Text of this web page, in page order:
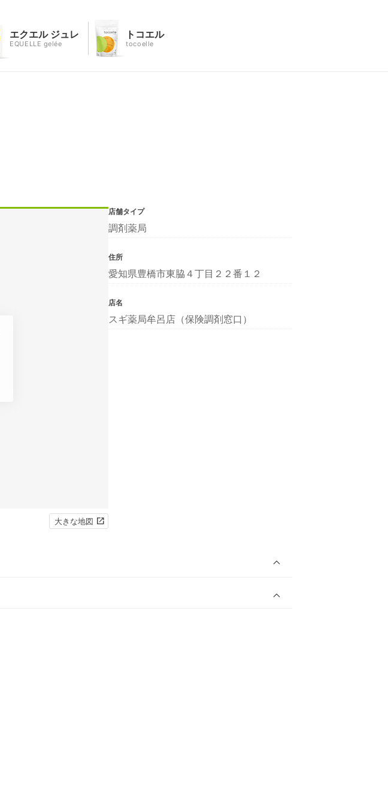
エクエル ジュレ
EQUELLE gelée
トコエル
tocoelle
大きな地図
店舗タイプ
調剤薬局
住所
愛知県豊橋市東脇４丁目２２番１２
店名
スギ薬局牟呂店（保険調剤窓口）